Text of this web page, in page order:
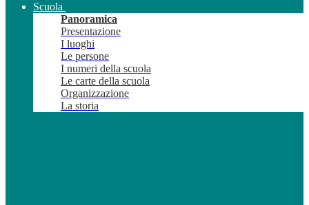
Scuola
Panoramica
Presentazione
I luoghi
Le persone
I numeri della scuola
Le carte della scuola
Organizzazione
La storia